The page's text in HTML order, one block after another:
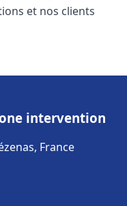
et nos clients
intervention
France